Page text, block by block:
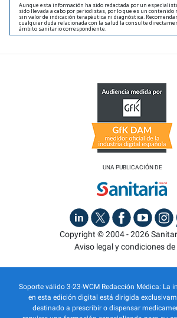
Aunque esta información ha sido redactada por un
sido llevada a cabo por periodistas, por lo que es un
sin valor de indicación terapéutica ni diagnóstica.
cualquier duda relacionada con la salud la consulte
ámbito sanitario correspondiente.
UNA PUBLICACIÓN DE
Copyright © 2004 - 2026
Aviso legal y condiciones de
Soporte válido 3-23-WCM Redacción Médica: La
en esta edición digital está dirigida
destinado a prescribir o dispensar